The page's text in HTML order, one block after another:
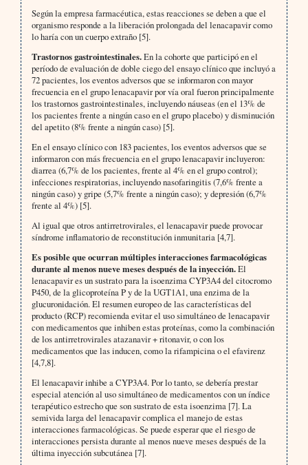
Según la empresa farmacéutica, estas reacciones se deben a que el
organismo responde a la liberación prolongada del lenacapavir como
lo haría con un cuerpo extraño [5].
Trastornos gastrointestinales.En la cohorte que participó en el
período de evaluación de doble ciego del ensayo clínico que incluyó a
72 pacientes, los eventos adversos que se informaron con mayor
frecuencia en el grupo lenacapavir por vía oral fueron principalmente
los trastornos gastrointestinales, incluyendo náuseas (en el 13% de
los pacientes frente a ningún caso en el grupo placebo) y disminución
del apetito (8% frente a ningún caso) [5].
En el ensayo clínico con 183 pacientes, los eventos adversos que se
informaron con más frecuencia en el grupo lenacapavir incluyeron:
diarrea (6,7% de los pacientes, frente al 4% en el grupo control);
infecciones respiratorias, incluyendo nasofaringitis (7,6% frente a
ningún caso) y gripe (5,7% frente a ningún caso); y depresión (6,7%
frente al 4%) [5].
Al igual que otros antirretrovirales, el lenacapavir puede provocar
síndrome inflamatorio de reconstitución inmunitaria [4,7].
Es posible que ocurran múltiples interacciones farmacológicas
durante al menos nueve meses después de la inyección.El
lenacapavir es un sustrato para la isoenzima CYP3A4 del citocromo
P450, de la glicoproteína P y de la UGT1A1, una enzima de la
glucuronidación. El resumen europeo de las características del
producto (RCP) recomienda evitar el uso simultáneo de lenacapavir
con medicamentos que inhiben estas proteínas, como la combinación
de los antirretrovirales atazanavir + ritonavir, o con los
medicamentos que las inducen, como la rifampicina o el efavirenz
[4,7,8].
El lenacapavir inhibe a CYP3A4. Por lo tanto, se debería prestar
especial atención al uso simultáneo de medicamentos con un índice
terapéutico estrecho que son sustrato de esta isoenzima [7]. La
semivida larga del lenacapavir complica el manejo de estas
interacciones farmacológicas. Se puede esperar que el riesgo de
interacciones persista durante al menos nueve meses después de la
última inyección subcutánea [7].